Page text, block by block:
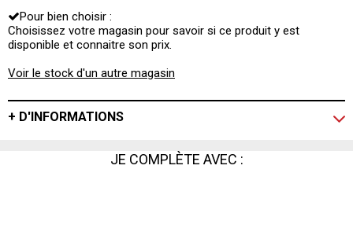
Pour bien choisir :
Choisissez votre magasin pour savoir si ce produit y est
disponible et connaitre son prix.
Voir le stock d'un autre magasin
+ D'INFORMATIONS
JE COMPLÈTE AVEC :